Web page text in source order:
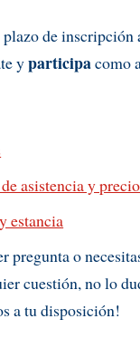
plazo de
yparticipacomo
asistencia y
estancia
pregunta o
cuestión, no lo
a tu disposición!